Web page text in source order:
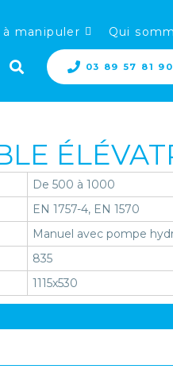
à manipuler Qui
03 89 57 81 90
De 500 à 1000
EN 1757-4, EN 1570
Manuel avec pompe
835
1115x530